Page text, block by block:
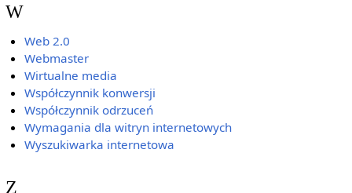
W
Web 2.0
Webmaster
Wirtualne media
Współczynnik konwersji
Współczynnik odrzuceń
Wymagania dla witryn internetowych
Wyszukiwarka internetowa
Z